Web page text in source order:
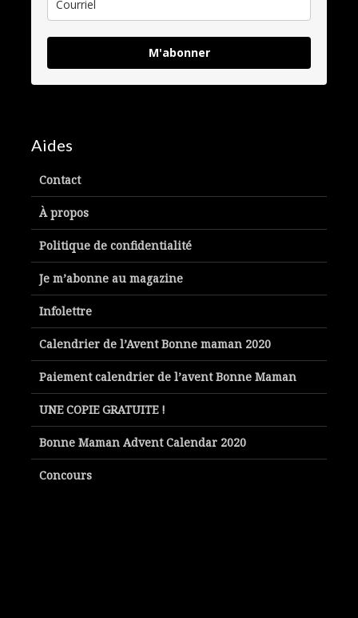
M'abonner
Aides
Contact
À propos
Politique de confidentialité
Je m’abonne au magazine
Infolettre
Calendrier de l’Avent Bonne maman 2020
Paiement calendrier de l’avent Bonne Maman
UNE COPIE GRATUITE !
Bonne Maman Advent Calendar 2020
Concours